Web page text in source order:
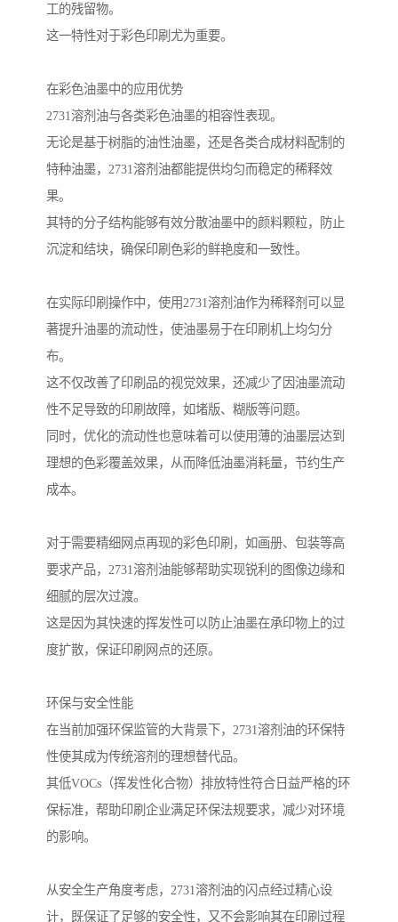
工的残留物。
这一特性对于彩色印刷尤为重要。
在彩色油墨中的应用优势
2731溶剂油与各类彩色油墨的相容性表现。
无论是基于树脂的油性油墨，还是各类合成材料配制的
特种油墨，2731溶剂油都能提供均匀而稳定的稀释效
果。
其特的分子结构能够有效分散油墨中的颜料颗粒，防止
沉淀和结块，确保印刷色彩的鲜艳度和一致性。
在实际印刷操作中，使用2731溶剂油作为稀释剂可以显
著提升油墨的流动性，使油墨易于在印刷机上均匀分
布。
这不仅改善了印刷品的视觉效果，还减少了因油墨流动
性不足导致的印刷故障，如堵版、糊版等问题。
同时，优化的流动性也意味着可以使用薄的油墨层达到
理想的色彩覆盖效果，从而降低油墨消耗量，节约生产
成本。
对于需要精细网点再现的彩色印刷，如画册、包装等高
要求产品，2731溶剂油能够帮助实现锐利的图像边缘和
细腻的层次过渡。
这是因为其快速的挥发性可以防止油墨在承印物上的过
度扩散，保证印刷网点的还原。
环保与安全性能
在当前加强环保监管的大背景下，2731溶剂油的环保特
性使其成为传统溶剂的理想替代品。
其低VOCs（挥发性化合物）排放特性符合日益严格的环
保标准，帮助印刷企业满足环保法规要求，减少对环境
的影响。
从安全生产角度考虑，2731溶剂油的闪点经过精心设
计，既保证了足够的安全性，又不会影响其在印刷过程